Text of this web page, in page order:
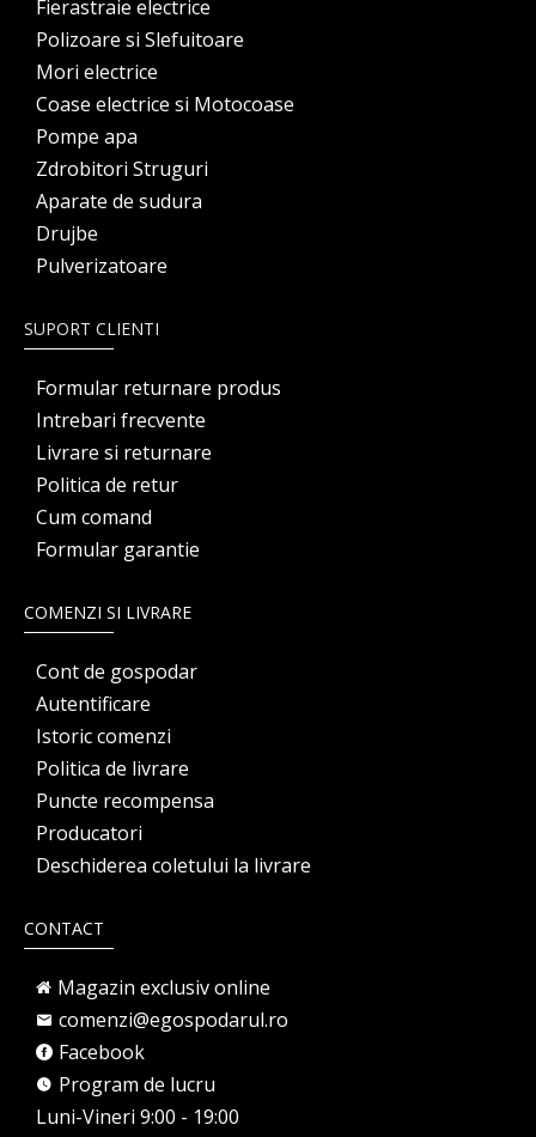
Fierastraie electrice
Polizoare si Slefuitoare
Mori electrice
Coase electrice si Motocoase
Pompe apa
Zdrobitori Struguri
Aparate de sudura
Drujbe
Pulverizatoare
SUPORT CLIENTI
Formular returnare produs
Intrebari frecvente
Livrare si returnare
Politica de retur
Cum comand
Formular garantie
COMENZI SI LIVRARE
Cont de gospodar
Autentificare
Istoric comenzi
Politica de livrare
Puncte recompensa
Producatori
Deschiderea coletului la livrare
CONTACT
Magazin exclusiv online
comenzi@egospodarul.ro
Facebook
Program de lucru
Luni-Vineri 9:00 - 19:00